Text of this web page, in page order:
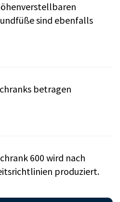
sind ebenfalls
betragen
600 wird nach
produziert.